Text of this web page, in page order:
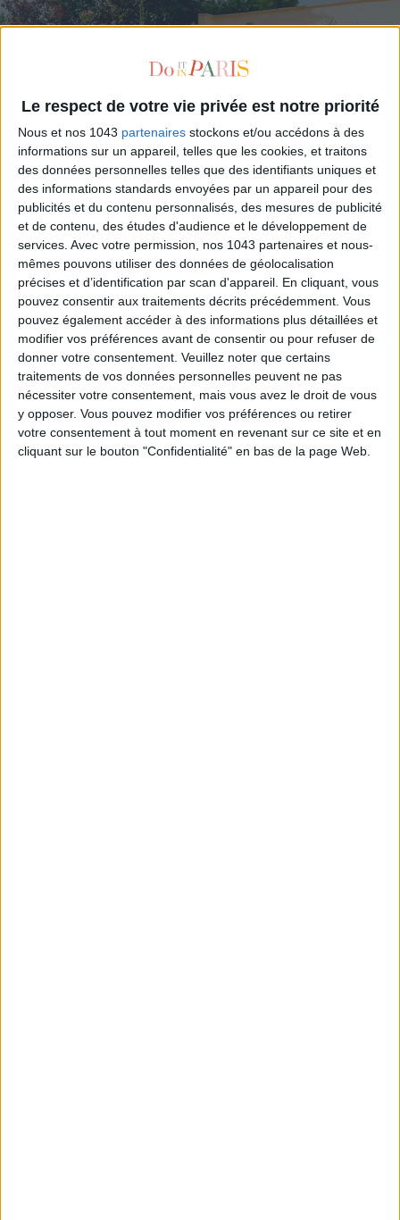
Le respect de votre vie privée est notre priorité
Nous et nos 1043 partenaires stockons et/ou accédons à des
informations sur un appareil, telles que les cookies, et traitons
des données personnelles telles que des identifiants uniques et
des informations standards envoyées par un appareil pour des
publicités et du contenu personnalisés, des mesures de publicité
et de contenu, des études d'audience et le développement de
services. Avec votre permission, nos 1043 partenaires et nous-
mêmes pouvons utiliser des données de géolocalisation
précises et d’identification par scan d'appareil. En cliquant, vous
pouvez consentir aux traitements décrits précédemment. Vous
pouvez également accéder à des informations plus détaillées et
modifier vos préférences avant de consentir ou pour refuser de
donner votre consentement. Veuillez noter que certains
traitements de vos données personnelles peuvent ne pas
nécessiter votre consentement, mais vous avez le droit de vous
y opposer. Vous pouvez modifier vos préférences ou retirer
votre consentement à tout moment en revenant sur ce site et en
cliquant sur le bouton "Confidentialité" en bas de la page Web.
CONNAISSEZ-VOUS LE AIRBNB DE LA PISCINE AUTOUR DE PARIS ?
LES SNEAKERS STARS DE L’ÉTÉ